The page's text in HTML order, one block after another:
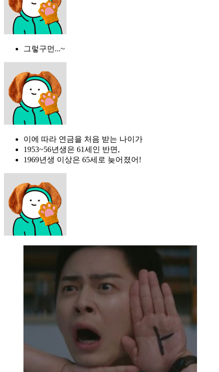
그렇구먼...~
이에 따라 연금을 처음 받는 나이가
1953~56년생은 61세인 반면,
1969년생 이상은 65세로 늦어졌어!